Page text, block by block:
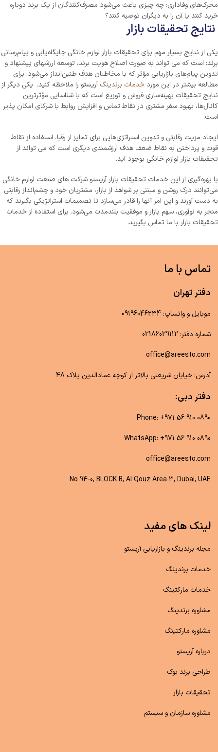
محرک‌های وفاداری: چه چیزی باعث می‌شود مصرف‌کنندگان از یک برند دوباره
خرید کنند یا آن را به دیگران توصیه کنند؟
نتایج تحقیقات بازار
یکی از نتایج بسیار مهم برای تحقیقات بازار لوازم خانگی جایگاه‌یابی و پیام‌رسانی
برند: است که می تواند به صورت اصلاح هویت برند، توسعه ارزشهای پیشنهاد و
تدوین پیام‌های بازاریابی مؤثر که با مخاطبان هدف طنین‌انداز می‌شود. برای
مطالعه بیشتر در این مورد خدمات برندینگ آریستو را ملاحظه کنید. یکی دیگر از
نتایج تحقیقات بهینه‌سازی فروش و توزیع است که با شناسایی مؤثرترین
کانال‌ها، بهبود سفر مشتری در نقاط تماس و افزایش روابط با شرکای امکان پذیر
است.
ایجاد مزیت رقابتی و تدوین استراتژی‌هایی برای تمایز از رقبا، استفاده از نقاط
قوت و پرداختن به نقاط ضعف هدف ارزشمندی دیگری است که می تواند از
تحقیقات بازار لوازم خانگی بوجود آید.
با بهره‌گیری از این خدمات تحقیقات بازار آریستو شرکت های صنعت لوازم خانگی
می‌توانند درک روشن و مبتنی بر شواهد از بازار، مشتریان خود و چشم‌انداز رقابتی
به دست آورند و این امر آنها را قادر می‌سازد تا تصمیمات استراتژیکی بگیرند که
منجر به نوآوری، سهم بازار و موفقیت بلندمدت می‌شود. برای استفاده از خدمات
تحقیقات بازار با ما تماس بگیرید.
تماس با ما
دفتر تهران
موبایل و واتساپ: 09196046234
شماره دفتر: 02186029112
office@areesto.com
آدرس: خیابان شریعتی بالاتر از کوچه عمادالدین پلاک 48
دفتر دبی:
Phone: +971 56 910 0890
WhatsApp: +971 56 910 0890
office@areesto.com
No 94-0, BLOCK B, Al Qouz Area 3, Dubai, UAE
لینک های مفید
مجله برندینگ و بازاریابی آریستو
خدمات برندینگ
خدمات مارکتینگ
مشاوره برندینگ
مشاوره مارکتینگ
درباره آریستو
طراحی برند بوک
تحقیقات بازار
مشاوره سازمان و سیستم